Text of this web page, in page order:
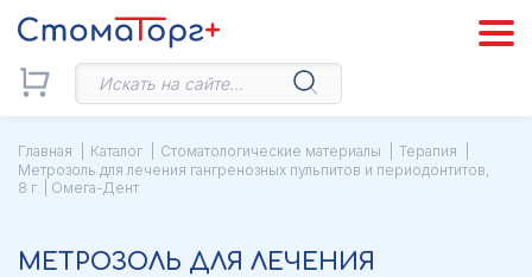
Главная Каталог Стоматологические материалы
Терапия
Метрозоль для лечения гангренозных пульпитов и периодонтитов,
8 г. | Омега-Дент
МЕТРОЗОЛЬ ДЛЯ ЛЕЧЕНИЯ